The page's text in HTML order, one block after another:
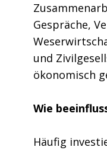
Gespräche,
und
ökonomisch
Wie
Häufig